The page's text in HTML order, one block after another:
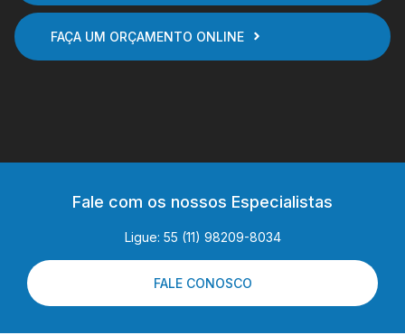
FAÇA UM ORÇAMENTO ONLINE
Fale com os nossos Especialistas
Ligue: 55 (11) 98209-8034
FALE CONOSCO